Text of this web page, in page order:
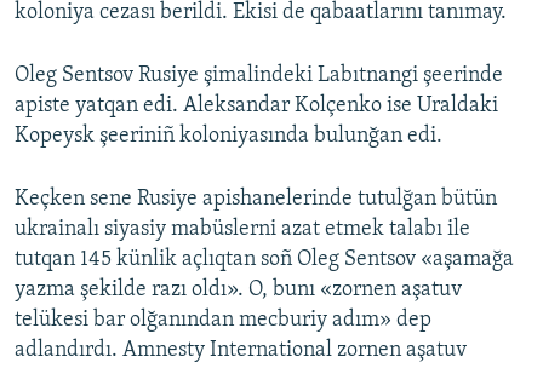
koloniya cezası berildi. Ekisi de qabaatlarını tanımay.
Oleg Sentsov Rusiye şimalindeki Labıtnangi şeerinde
apiste yatqan edi. Aleksandar Kolçenko ise Uraldaki
Kopeysk şeeriniñ koloniyasında bulunğan edi.
Keçken sene Rusiye apishanelerinde tutulğan bütün
ukrainalı siyasiy mabüslerni azat etmek talabı ile
tutqan 145 künlik açlıqtan soñ Oleg Sentsov «aşamağa
yazma şekilde razı oldı». O, bunı «zornen aşatuv
telükesi bar olğanından mecburiy adım» dep
adlandırdı. Amnesty International zornen aşatuv